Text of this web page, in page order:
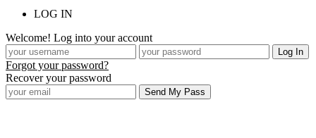
LOG IN
Welcome! Log into your account
Forgot your password?
Recover your password